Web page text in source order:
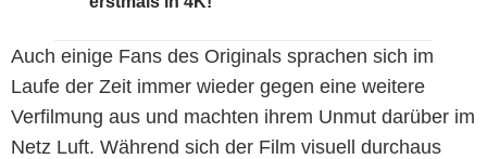
Auch einige Fans des Originals sprachen sich im
Laufe der Zeit immer wieder gegen eine weitere
Verfilmung aus und machten ihrem Unmut darüber im
Netz Luft. Während sich der Film visuell durchaus